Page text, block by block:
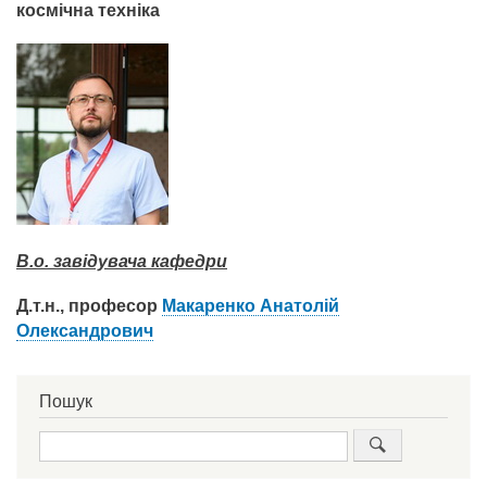
космічна техніка
В.о. завідувача кафедри
Д.т.н., професор Макаренко Анатолій
Олександрович
Пошук